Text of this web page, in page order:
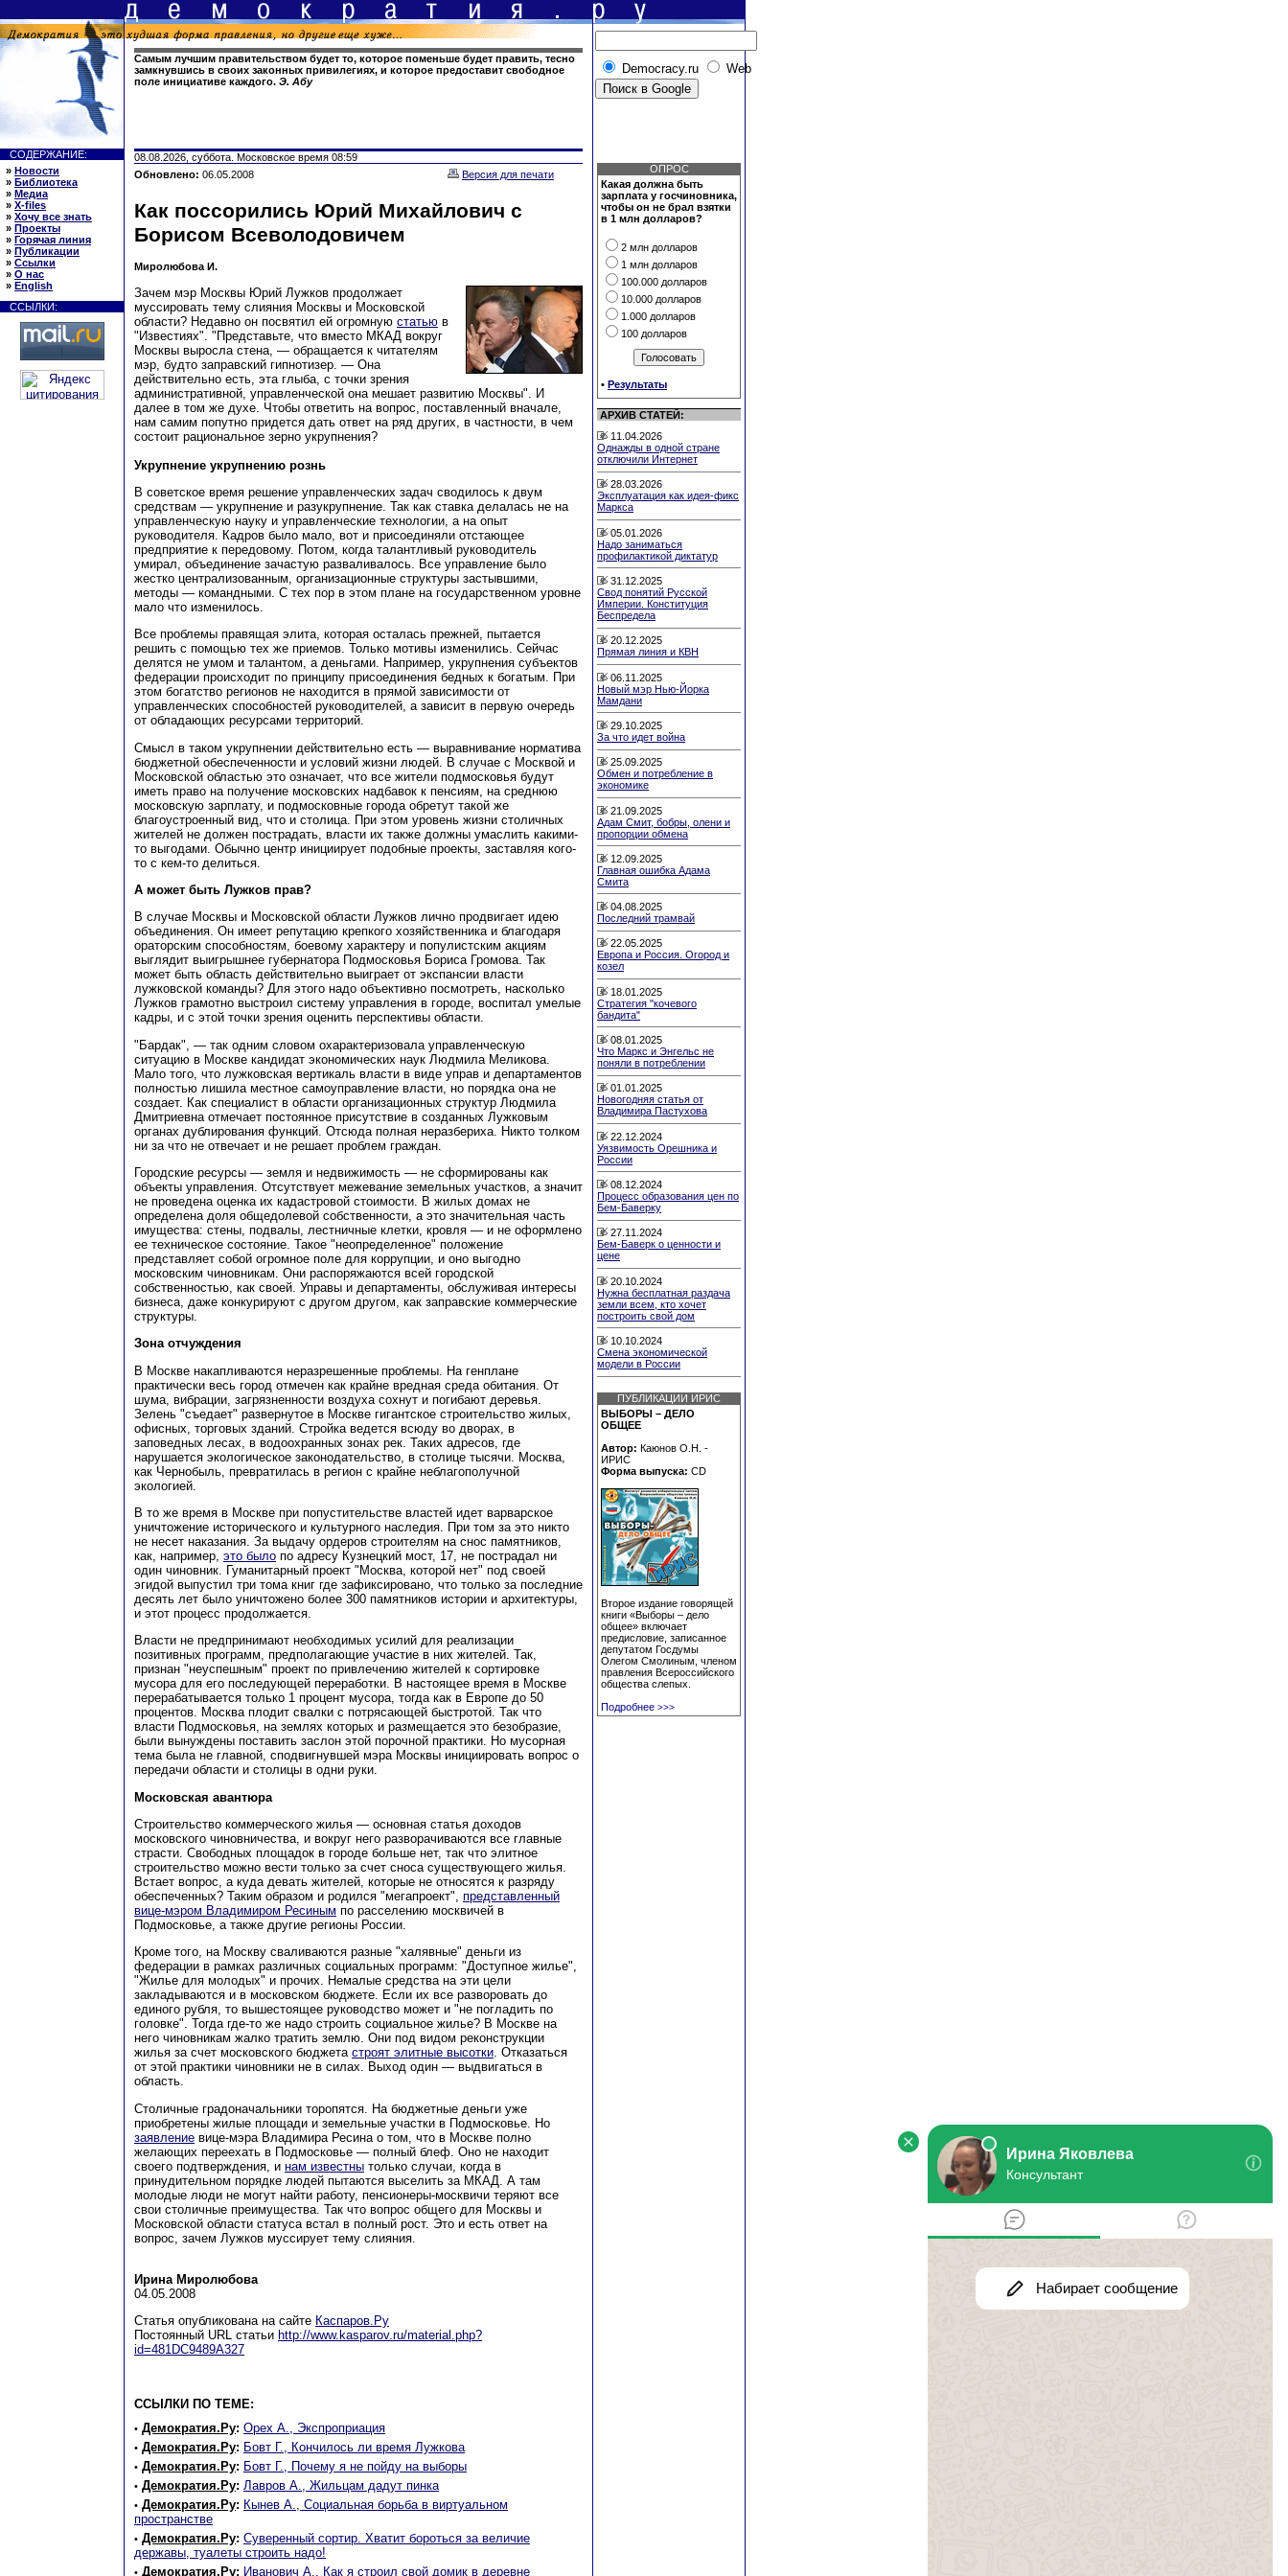
Самым лучшим правительством будет то, которое поменьше будет править, тесно
замкнувшись в своих законных привилегиях, и которое предоставит свободное
поле инициативе каждого. Э. Абу
Democracy.ru Web
СОДЕРЖАНИЕ:
» Новости
» Библиотека
» Медиа
» X-files
» Хочу все знать
» Проекты
» Горячая линия
» Публикации
» Ссылки
» О нас
» English
ССЫЛКИ:
08.08.2026, суббота. Московское время 08:59
Обновлено: 06.05.2008 Версия для печати
Как поссорились Юрий Михайлович с
Борисом Всеволодовичем
Миролюбова И.
Зачем мэр Москвы Юрий Лужков продолжает
муссировать тему слияния Москвы и Московской
области? Недавно он посвятил ей огромную статью в
"Известиях". "Представьте, что вместо МКАД вокруг
Москвы выросла стена, — обращается к читателям
мэр, будто заправский гипнотизер. — Она
действительно есть, эта глыба, с точки зрения
административной, управленческой она мешает развитию Москвы". И
далее в том же духе. Чтобы ответить на вопрос, поставленный вначале,
нам самим попутно придется дать ответ на ряд других, в частности, в чем
состоит рациональное зерно укрупнения?
Укрупнение укрупнению рознь
В советское время решение управленческих задач сводилось к двум
средствам — укрупнение и разукрупнение. Так как ставка делалась не на
управленческую науку и управленческие технологии, а на опыт
руководителя. Кадров было мало, вот и присоединяли отстающее
предприятие к передовому. Потом, когда талантливый руководитель
умирал, объединение зачастую разваливалось. Все управление было
жестко централизованным, организационные структуры застывшими,
методы — командными. С тех пор в этом плане на государственном уровне
мало что изменилось.
Все проблемы правящая элита, которая осталась прежней, пытается
решить с помощью тех же приемов. Только мотивы изменились. Сейчас
делятся не умом и талантом, а деньгами. Например, укрупнения субъектов
федерации происходит по принципу присоединения бедных к богатым. При
этом богатство регионов не находится в прямой зависимости от
управленческих способностей руководителей, а зависит в первую очередь
от обладающих ресурсами территорий.
Смысл в таком укрупнении действительно есть — выравнивание норматива
бюджетной обеспеченности и условий жизни людей. В случае с Москвой и
Московской областью это означает, что все жители подмосковья будут
иметь право на получение московских надбавок к пенсиям, на среднюю
московскую зарплату, и подмосковные города обретут такой же
благоустроенный вид, что и столица. При этом уровень жизни столичных
жителей не должен пострадать, власти их также должны умаслить какими-
то выгодами. Обычно центр инициирует подобные проекты, заставляя кого-
то с кем-то делиться.
А может быть Лужков прав?
В случае Москвы и Московской области Лужков лично продвигает идею
объединения. Он имеет репутацию крепкого хозяйственника и благодаря
ораторским способностям, боевому характеру и популистским акциям
выглядит выигрышнее губернатора Подмосковья Бориса Громова. Так
может быть область действительно выиграет от экспансии власти
лужковской команды? Для этого надо объективно посмотреть, насколько
Лужков грамотно выстроил систему управления в городе, воспитал умелые
кадры, и с этой точки зрения оценить перспективы области.
"Бардак", — так одним словом охарактеризовала управленческую
ситуацию в Москве кандидат экономических наук Людмила Меликова.
Мало того, что лужковская вертикаль власти в виде управ и департаментов
полностью лишила местное самоуправление власти, но порядка она не
создает. Как специалист в области организационных структур Людмила
Дмитриевна отмечает постоянное присутствие в созданных Лужковым
органах дублирования функций. Отсюда полная неразбериха. Никто толком
ни за что не отвечает и не решает проблем граждан.
Городские ресурсы — земля и недвижимость — не сформированы как
объекты управления. Отсутствует межевание земельных участков, а значит
не проведена оценка их кадастровой стоимости. В жилых домах не
определена доля общедолевой собственности, а это значительная часть
имущества: стены, подвалы, лестничные клетки, кровля — и не оформлено
ее техническое состояние. Такое "неопределенное" положение
представляет собой огромное поле для коррупции, и оно выгодно
московским чиновникам. Они распоряжаются всей городской
собственностью, как своей. Управы и департаменты, обслуживая интересы
бизнеса, даже конкурируют с другом другом, как заправские коммерческие
структуры.
Зона отчуждения
В Москве накапливаются неразрешенные проблемы. На генплане
практически весь город отмечен как крайне вредная среда обитания. От
шума, вибрации, загрязненности воздуха сохнут и погибают деревья.
Зелень "съедает" развернутое в Москве гигантское строительство жилых,
офисных, торговых зданий. Стройка ведется всюду во дворах, в
заповедных лесах, в водоохранных зонах рек. Таких адресов, где
нарушается экологическое законодательство, в столице тысячи. Москва,
как Чернобыль, превратилась в регион с крайне неблагополучной
экологией.
В то же время в Москве при попустительстве властей идет варварское
уничтожение исторического и культурного наследия. При том за это никто
не несет наказания. За выдачу ордеров строителям на снос памятников,
как, например, это было по адресу Кузнецкий мост, 17, не пострадал ни
один чиновник. Гуманитарный проект "Москва, которой нет" под своей
эгидой выпустил три тома книг где зафиксировано, что только за последние
десять лет было уничтожено более 300 памятников истории и архитектуры,
и этот процесс продолжается.
Власти не предпринимают необходимых усилий для реализации
позитивных программ, предполагающие участие в них жителей. Так,
признан "неуспешным" проект по привлечению жителей к сортировке
мусора для его последующей переработки. В настоящее время в Москве
перерабатывается только 1 процент мусора, тогда как в Европе до 50
процентов. Москва плодит свалки с потрясающей быстротой. Так что
власти Подмосковья, на землях которых и размещается это безобразие,
были вынуждены поставить заслон этой порочной практики. Но мусорная
тема была не главной, сподвигнувшей мэра Москвы инициировать вопрос о
передачи области и столицы в одни руки.
Московская авантюра
Строительство коммерческого жилья — основная статья доходов
московского чиновничества, и вокруг него разворачиваются все главные
страсти. Свободных площадок в городе больше нет, так что элитное
строительство можно вести только за счет сноса существующего жилья.
Встает вопрос, а куда девать жителей, которые не относятся к разряду
обеспеченных? Таким образом и родился "мегапроект", представленный
вице-мэром Владимиром Ресиным по расселению москвичей в
Подмосковье, а также другие регионы России.
Кроме того, на Москву сваливаются разные "халявные" деньги из
федерации в рамках различных социальных программ: "Доступное жилье",
"Жилье для молодых" и прочих. Немалые средства на эти цели
закладываются и в московском бюджете. Если их все разворовать до
единого рубля, то вышестоящее руководство может и "не погладить по
головке". Тогда где-то же надо строить социальное жилье? В Москве на
него чиновникам жалко тратить землю. Они под видом реконструкции
жилья за счет московского бюджета строят элитные высотки. Отказаться
от этой практики чиновники не в силах. Выход один — выдвигаться в
область.
Столичные градоначальники торопятся. На бюджетные деньги уже
приобретены жилые площади и земельные участки в Подмосковье. Но
заявление вице-мэра Владимира Ресина о том, что в Москве полно
желающих переехать в Подмосковье — полный блеф. Оно не находит
своего подтверждения, и нам известны только случаи, когда в
принудительном порядке людей пытаются выселить за МКАД. А там
молодые люди не могут найти работу, пенсионеры-москвичи теряют все
свои столичные преимущества. Так что вопрос общего для Москвы и
Московской области статуса встал в полный рост. Это и есть ответ на
вопрос, зачем Лужков муссирует тему слияния.
Ирина Миролюбова
04.05.2008
Статья опубликована на сайте Каспаров.Ру
Постоянный URL статьи http://www.kasparov.ru/material.php?
id=481DC9489A327
ССЫЛКИ ПО ТЕМЕ:
• Демократия.Ру: Орех А., Экспроприация
• Демократия.Ру: Бовт Г., Кончилось ли время Лужкова
• Демократия.Ру: Бовт Г., Почему я не пойду на выборы
• Демократия.Ру: Лавров А., Жильцам дадут пинка
• Демократия.Ру: Кынев А., Социальная борьба в виртуальном
пространстве
• Демократия.Ру: Суверенный сортир. Хватит бороться за величие
державы, туалеты строить надо!
• Демократия.Ру: Иванович А., Как я строил свой домик в деревне
ОПРОС
Какая должна быть
зарплата у госчиновника,
чтобы он не брал взятки
в 1 млн долларов?
2 млн долларов
1 млн долларов
100.000 долларов
10.000 долларов
1.000 долларов
100 долларов
• Результаты
АРХИВ СТАТЕЙ:
11.04.2026
Однажды в одной стране
отключили Интернет
28.03.2026
Эксплуатация как идея-фикс
Маркса
05.01.2026
Надо заниматься
профилактикой диктатур
31.12.2025
Свод понятий Русской
Империи. Конституция
Беспредела
20.12.2025
Прямая линия и КВН
06.11.2025
Новый мэр Нью-Йорка
Мамдани
29.10.2025
За что идет война
25.09.2025
Обмен и потребление в
экономике
21.09.2025
Адам Смит, бобры, олени и
пропорции обмена
12.09.2025
Главная ошибка Адама
Смита
04.08.2025
Последний трамвай
22.05.2025
Европа и Россия. Огород и
козел
18.01.2025
Стратегия "кочевого
бандита"
08.01.2025
Что Маркс и Энгельс не
поняли в потреблении
01.01.2025
Новогодняя статья от
Владимира Пастухова
22.12.2024
Уязвимость Орешника и
России
08.12.2024
Процесс образования цен по
Бем-Баверку
27.11.2024
Бем-Баверк о ценности и
цене
20.10.2024
Нужна бесплатная раздача
земли всем, кто хочет
построить свой дом
10.10.2024
Смена экономической
модели в России
ПУБЛИКАЦИИ ИРИС
ВЫБОРЫ – ДЕЛО
ОБЩЕЕ
Автор: Каюнов О.Н. -
ИРИС
Форма выпуска: CD
Второе издание говорящей
книги «Выборы – дело
общее» включает
предисловие, записанное
депутатом Госдумы
Олегом Смолиным, членом
правления Всероссийского
общества слепых.
Подробнее >>>